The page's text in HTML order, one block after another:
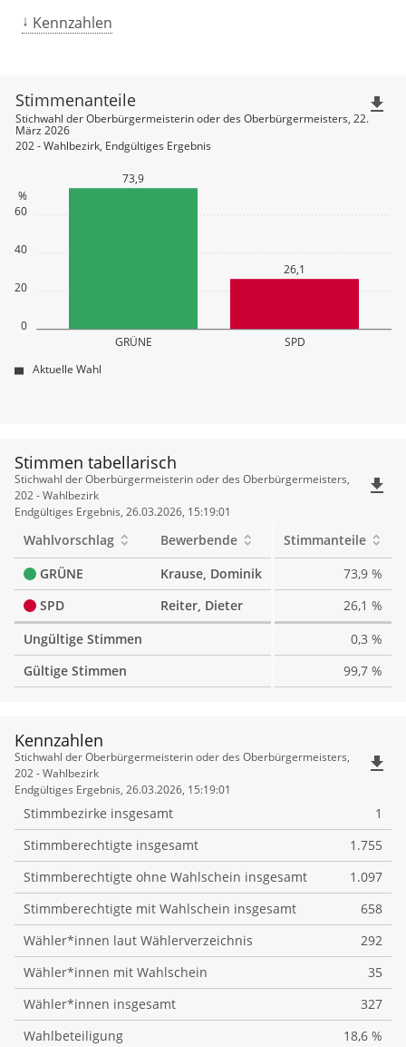
Kennzahlen
0
20
40
60
%
GRÜNE SPD
73,9
26,1
Stimmenanteile
Stichwahl der Oberbürgermeisterin oder des Oberbürgermeisters, 22.
März 2026
202 - Wahlbezirk, Endgültiges Ergebnis
Aktuelle Wahl
file_download
Stimmen tabellarisch
Stimmen
tabellarisch
Stichwahl der Oberbürgermeisterin oder des Oberbürgermeisters,
202 - Wahlbezirk
Endgültiges Ergebnis, 26.03.2026, 15:19:01
file_download
Wahlvorschlag Bewerbende
Stimmanteile
GRÜNE
Krause, Dominik
73,9 %
SPD
Reiter, Dieter
26,1 %
Ungültige Stimmen
0,3 %
Gültige Stimmen
99,7 %
Kennzahlen
Kennzahlen
Stichwahl der Oberbürgermeisterin oder des Oberbürgermeisters,
202 - Wahlbezirk
Endgültiges Ergebnis, 26.03.2026, 15:19:01
file_download
Stimmbezirke insgesamt
1
Stimmberechtigte insgesamt
1.755
Stimmberechtigte ohne Wahlschein insgesamt
1.097
Stimmberechtigte mit Wahlschein insgesamt
658
Wähler*innen laut Wählerverzeichnis
292
Wähler*innen mit Wahlschein
35
Wähler*innen insgesamt
327
Wahlbeteiligung
18,6 %